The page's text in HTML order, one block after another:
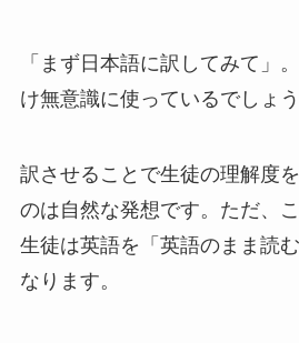
「まず日本語に訳してみて」
け無意識に使っているでしょう
訳させることで生徒の理解度
のは自然な発想です。ただ、
生徒は英語を「英語のまま読
なります。